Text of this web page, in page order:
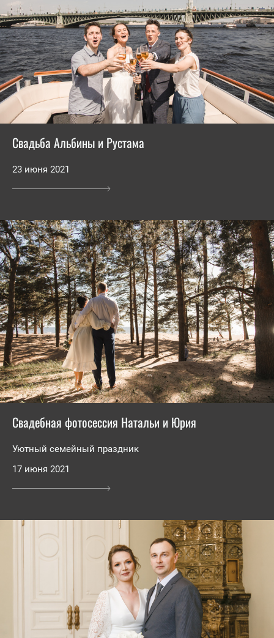
Свадьба Альбины и Рустама
23 июня 2021
Свадебная фотосессия Натальи и Юрия
Уютный семейный праздник
17 июня 2021